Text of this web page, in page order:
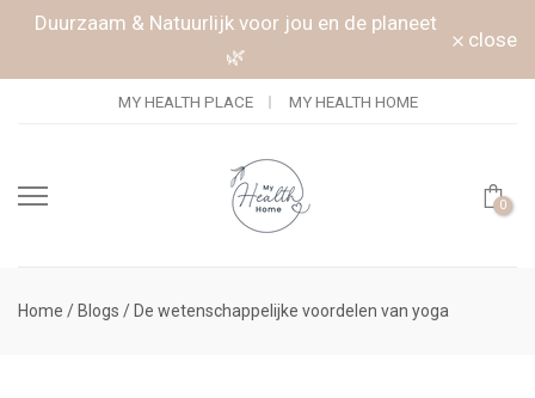
Doorgaan naar artikel
Duurzaam & Natuurlijk voor jou en de planeet
🌿
close
MY HEALTH PLACE MY HEALTH HOME
0
Home / Blogs / De wetenschappelijke voordelen van yoga